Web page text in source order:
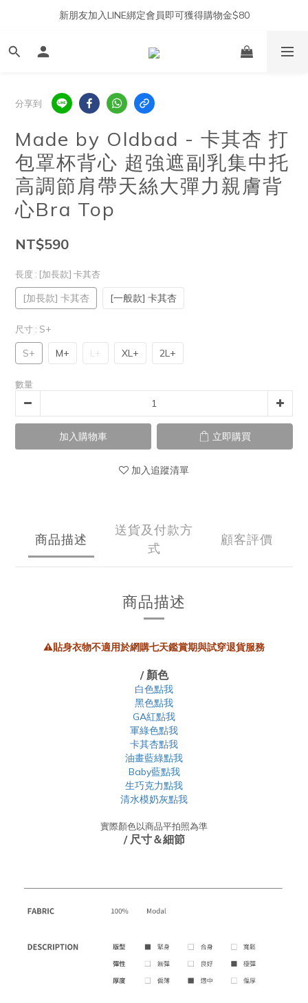
新朋友加入LINE綁定會員即可獲得購物金$80
分享到
Made by Oldbad - 卡其杏 打
包罩杯背心 超強遮副乳集中托
高調節肩帶天絲大彈力親膚背
心Bra Top
NT$590
長度 : [加長款] 卡其杏
[加長款] 卡其杏 [一般款] 卡其杏
尺寸 : S+
S+ M+ L+ XL+ 2L+
數量
加入購物車 立即購買
加入追蹤清單
商品描述
送貨及付款方
式
顧客評價
商品描述
⚠️貼身衣物不適用於網購七天鑑賞期與試穿退貨服務
/ 顏色
白色點我
黑色點我
GA紅點我
軍綠色點我
卡其杏點我
油畫藍綠點我
Baby藍點我
生巧克力點我
清水模奶灰點我
實際顏色以商品平拍照為準
/ 尺寸＆細節